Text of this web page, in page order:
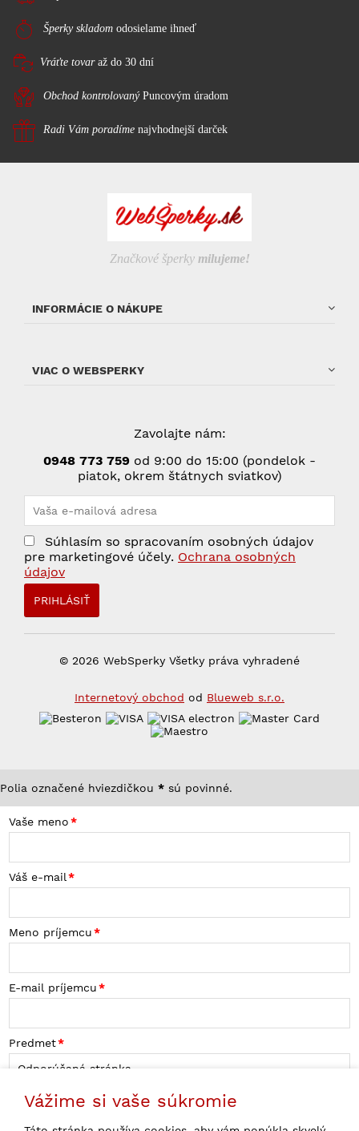
Šperky skladom odosielame ihneď
Vráťte tovaraž do 30 dní
Obchod kontrolovanýPuncovým úradom
Radi Vám poradíme najvhodnejší darček
Značkové šperky milujeme!
INFORMÁCIE O NÁKUPE
VIAC O WEBSPERKY
Zavolajte nám:
0948 773 759 od 9:00 do 15:00 (pondelok -
piatok, okrem štátnych sviatkov)
Súhlasím so spracovaním osobných údajov
pre marketingové účely. Ochrana osobných
údajov
© 2026 WebSperky Všetky práva vyhradené
Internetový obchod od Blueweb s.r.o.
Polia označené hviezdičkou * sú povinné.
Vaše meno
Váš e-mail
Meno príjemcu
E-mail príjemcu
Predmet
Správa
Vážime si vaše súkromie